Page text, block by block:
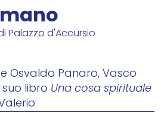
Palazzo d'Accursio
Osvaldo Panaro, Vasco
libro Una cosa spirituale